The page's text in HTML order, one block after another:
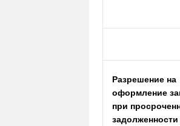
Разрешение на
оформление
при
задолженности